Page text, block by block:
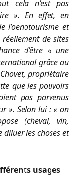
cela n’est pas
». En effet, en
l’oenotourisme et
de sites
d’être « une
grâce au
propriétaire
que les pouvoirs
pas parvenus
». Selon lui : « on
(cheval, vin,
les choses et
usages